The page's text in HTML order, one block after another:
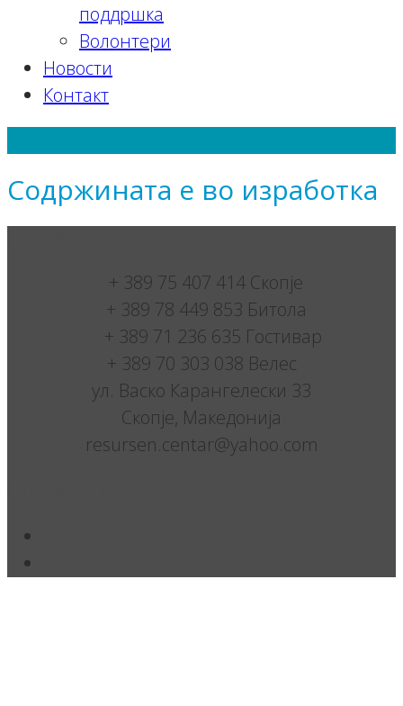
поддршка
Волонтери
Новости
Контакт
Содржината е во изработка
+ 389 75 407 414 Скопје
+ 389 78 449 853 Битола
+ 389 71 236 635 Гостивар
+ 389 70 303 038 Велес
ул. Васко Карангелески 33
Скопје, Македонија
resursen.centar@yahoo.com